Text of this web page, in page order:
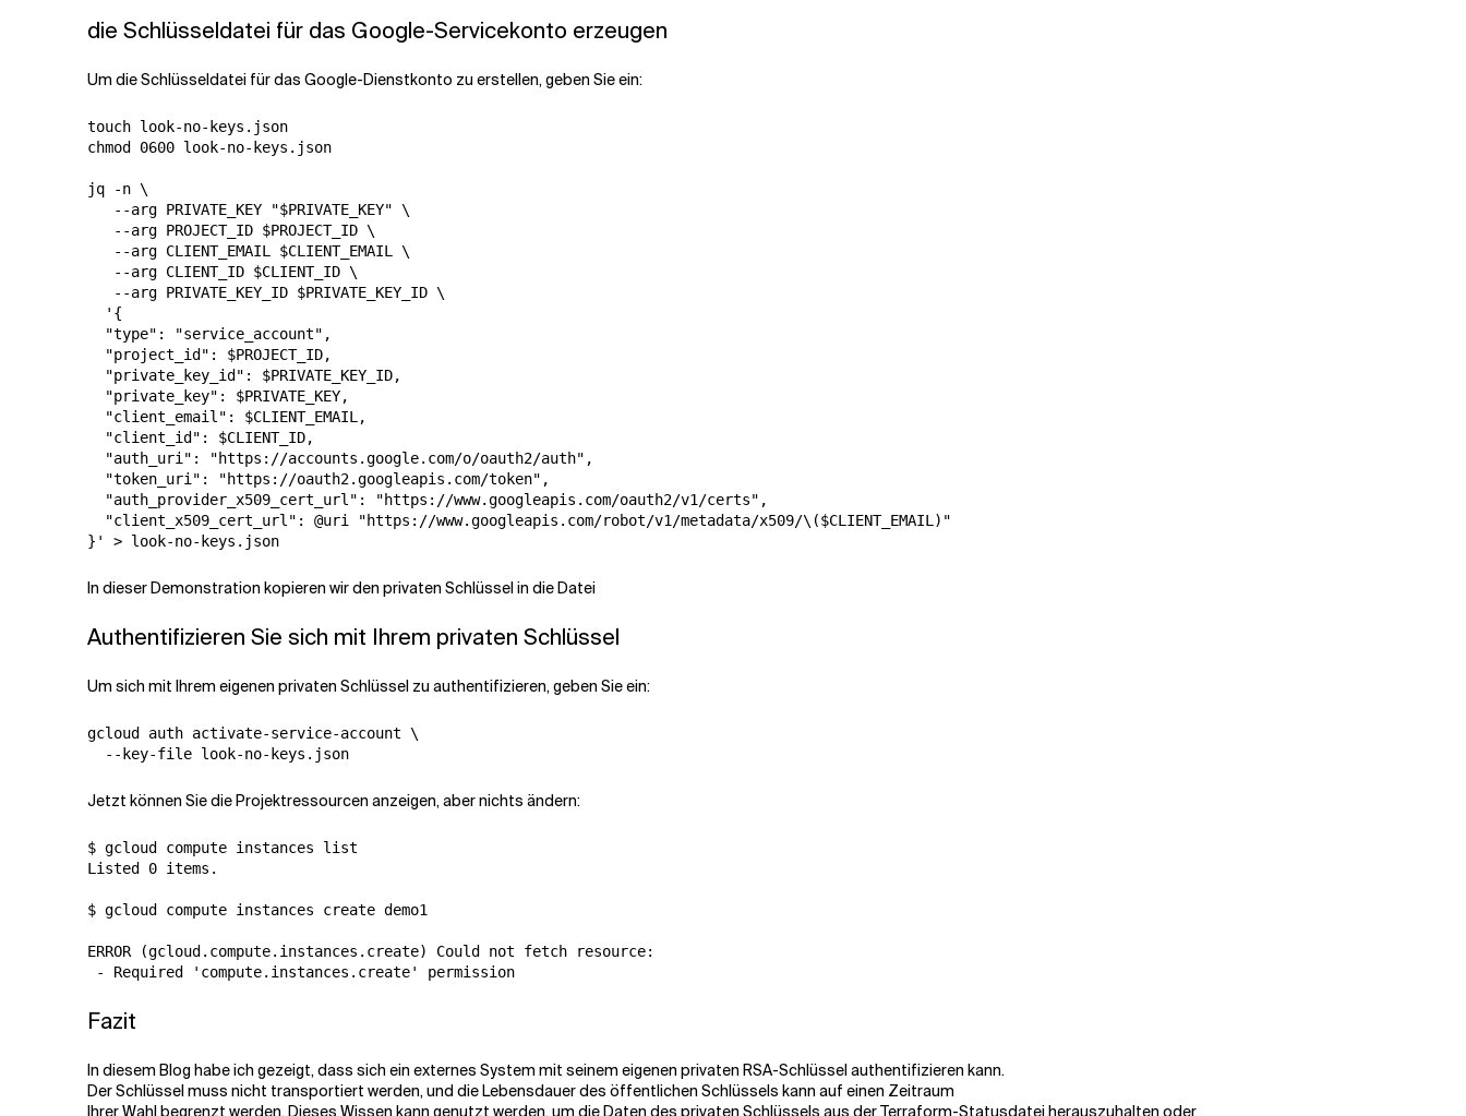
die Schlüsseldatei für das Google-Servicekonto erzeugen
Um die Schlüsseldatei für das Google-Dienstkonto zu erstellen, geben Sie ein:
touch look-no-keys.json
chmod 0600 look-no-keys.json
jq -n \
   --arg PRIVATE_KEY "$PRIVATE_KEY" \
   --arg PROJECT_ID $PROJECT_ID \
   --arg CLIENT_EMAIL $CLIENT_EMAIL \
   --arg CLIENT_ID $CLIENT_ID \
   --arg PRIVATE_KEY_ID $PRIVATE_KEY_ID \
  '{
  "type": "service_account",
  "project_id": $PROJECT_ID,
  "private_key_id": $PRIVATE_KEY_ID,
  "private_key": $PRIVATE_KEY,
  "client_email": $CLIENT_EMAIL,
  "client_id": $CLIENT_ID,
  "auth_uri": "https://accounts.google.com/o/oauth2/auth",
  "token_uri": "https://oauth2.googleapis.com/token",
  "auth_provider_x509_cert_url": "https://www.googleapis.com/oauth2/v1/certs",
  "client_x509_cert_url": @uri "https://www.googleapis.com/robot/v1/metadata/x509/\($CLIENT_EMAIL)"
In dieser Demonstration kopieren wir den privaten Schlüssel in die Datei
Authentifizieren Sie sich mit Ihrem privaten Schlüssel
Um sich mit Ihrem eigenen privaten Schlüssel zu authentifizieren, geben Sie ein:
gcloud auth activate-service-account \
Jetzt können Sie die Projektressourcen anzeigen, aber nichts ändern:
$ gcloud compute instances list
Listed 0 items.
$ gcloud compute instances create demo1
ERROR (gcloud.compute.instances.create) Could not fetch resource:
Fazit
In diesem Blog habe ich gezeigt, dass sich ein externes System mit seinem eigenen privaten RSA-Schlüssel authentifizieren kann.
Der Schlüssel muss nicht transportiert werden, und die Lebensdauer des öffentlichen Schlüssels kann auf einen Zeitraum
Ihrer Wahl begrenzt werden. Dieses Wissen kann genutzt werden, um die Daten des privaten Schlüssels aus der Terraform-Statusdatei herauszuhalten oder